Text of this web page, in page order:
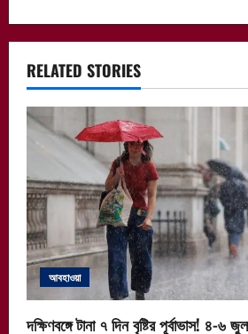
n
a
v
i
g
a
t
i
o
RELATED STORIES
আবহাওয়া
দক্ষিণবঙ্গে টানা ৭ দিন বৃষ্টির পূর্বাভাস! ৪-৬